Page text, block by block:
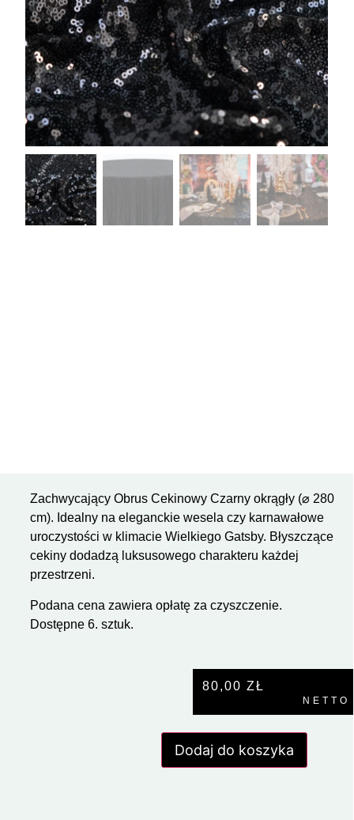
Zachwycający Obrus Cekinowy Czarny okrągły (⌀ 280
cm). Idealny na eleganckie wesela czy karnawałowe
uroczystości w klimacie Wielkiego Gatsby. Błyszczące
cekiny dodadzą luksusowego charakteru każdej
przestrzeni.
Podana cena zawiera opłatę za czyszczenie.
Dostępne 6. sztuk.
80,00 ZŁ
NETTO
Dodaj do koszyka